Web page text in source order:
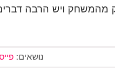
מהמשחק ויש הרבה
נושאים: